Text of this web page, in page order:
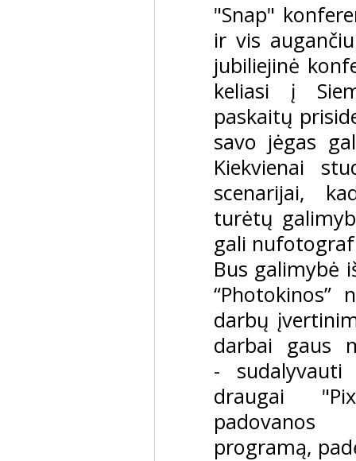
"Snap"
ir vis
jubiliejinė
keliasi į
paskaitų
savo jėgas
Kiekvienai
scenarijai,
turėtų
gali
Bus galimybė
darbų
darbai gaus
- sudalyvauti
draugai
programą,